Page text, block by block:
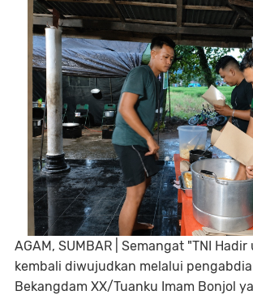
AGAM, SUMBAR | Semangat "TNI
kembali diwujudkan melalui
Bekangdam XX/Tuanku Imam Bonjol